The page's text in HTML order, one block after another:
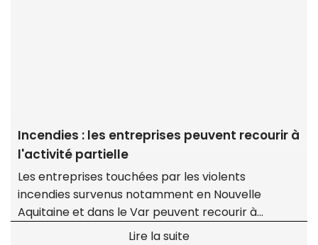
Incendies : les entreprises peuvent recourir à
l'activité partielle
Les entreprises touchées par les violents
incendies survenus notamment en Nouvelle
Aquitaine et dans le Var peuvent recourir à
l'activité partielle avec, pour les plus sinistrées, un
Lire la suite